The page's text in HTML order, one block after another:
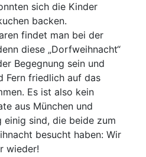
sich die Kinder
backen.
findet man bei der
diese „Dorfweihnacht“
Begegnung sein und
Fern friedlich auf das
Es ist also kein
aus München und
einig sind, die beide zum
besucht haben: Wir
wieder!